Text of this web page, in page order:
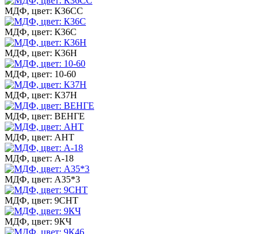
МДФ, цвет: К36СС
МДФ, цвет: К36С
МДФ, цвет: К36Н
МДФ, цвет: 10-60
МДФ, цвет: К37Н
МДФ, цвет: ВЕНГЕ
МДФ, цвет: АНТ
МДФ, цвет: А-18
МДФ, цвет: А35*3
МДФ, цвет: 9СНТ
МДФ, цвет: 9КЧ